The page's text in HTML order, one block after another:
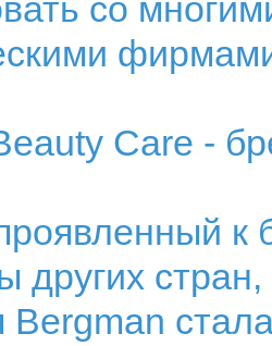
со
Care -
к
других
Bergman